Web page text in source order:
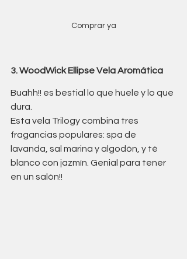
Comprar ya
3. WoodWick Ellipse Vela Aromática
Buahh!! es bestial lo que huele y lo que
dura.
Esta vela Trilogy combina tres
fragancias populares: spa de
lavanda, sal marina y algodón, y té
blanco con jazmín. Genial para tener
en un salón!!